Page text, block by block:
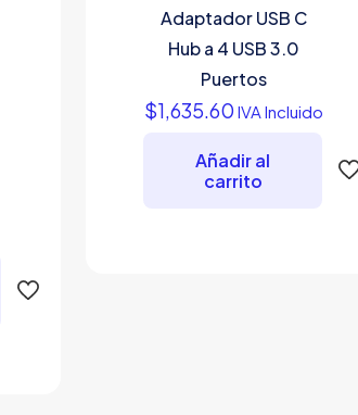
Adaptador USB C
Hub a 4 USB 3.0
Puertos
$1,635.60 IVA Incluido
Añadir al
carrito